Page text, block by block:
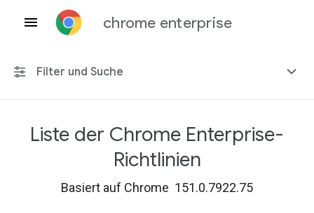
chrome enterprise
Filter und Suche
Alle Plattformen
Liste der Chrome Enterprise-
Richtlinien
Basiert auf Chrome 151.0.7922.75